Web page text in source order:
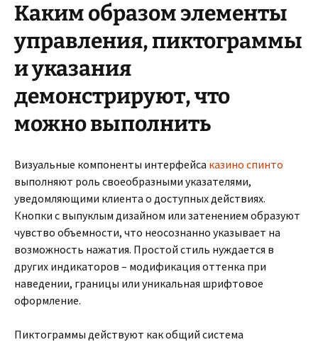
Каким образом элементы
управления, пиктограммы
и указания
демонстрируют, что
можно выполнить
Визуальные компоненты интерфейса казино спинто
выполняют роль своеобразными указателями,
уведомляющими клиента о доступных действиях.
Кнопки с выпуклым дизайном или затенением образуют
чувство объемности, что неосознанно указывает на
возможность нажатия. Простой стиль нуждается в
других индикаторов – модификация оттенка при
наведении, границы или уникальная шрифтовое
оформление.
Пиктограммы действуют как общий система